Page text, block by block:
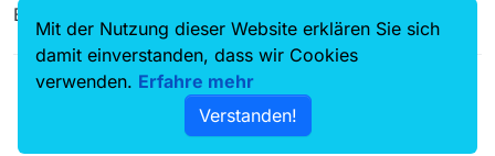
Man kann in diesem Fall den Film “hinzufügen” lassen
(vgl.dieser Thread ), dann kann man die Video-
Adressen alsDirekt-Downloads (MP4)
Besten Dank.
Mit der Nutzung dieser Website erklären Sie sich
damit einverstanden, dass wir Cookies
verwenden. Erfahre mehr
Verstanden!